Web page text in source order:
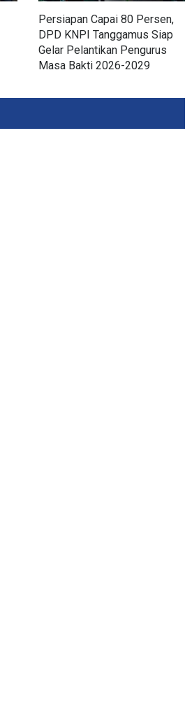
Persiapan Capai 80 Persen,
DPD KNPI Tanggamus Siap
Gelar Pelantikan Pengurus
Masa Bakti 2026-2029